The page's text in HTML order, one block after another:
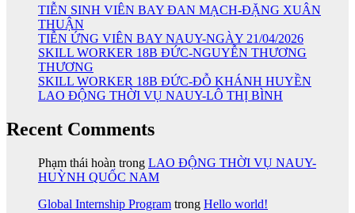
TIỄN SINH VIÊN BAY ĐAN MẠCH-ĐẶNG XUÂN
THUẬN
TIỄN ỨNG VIÊN BAY NAUY-NGÀY 21/04/2026
SKILL WORKER 18B ĐỨC-NGUYỄN THƯƠNG
THƯƠNG
SKILL WORKER 18B ĐỨC-ĐỖ KHÁNH HUYỀN
LAO ĐỘNG THỜI VỤ NAUY-LÔ THỊ BÌNH
Recent Comments
Phạm thái hoàn trong LAO ĐỘNG THỜI VỤ NAUY-
HUỲNH QUỐC NAM
Global Internship Program trong Hello world!